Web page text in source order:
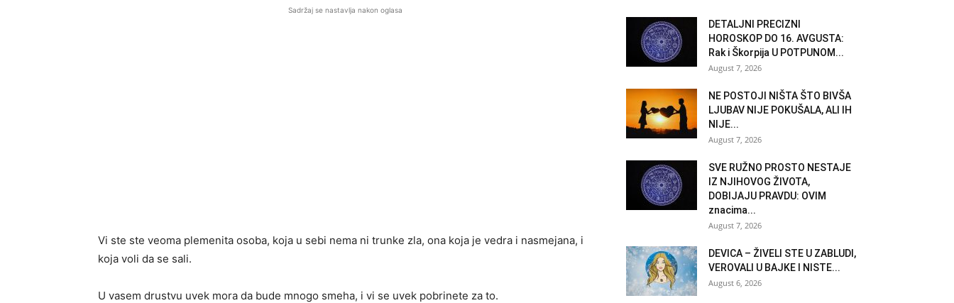
Sadržaj se nastavlja nakon oglasa
Vi ste ste veoma plemenita osoba, koja u sebi nema ni trunke zla, ona koja je vedra i nasmejana, i
koja voli da se sali.
U vasem drustvu uvek mora da bude mnogo smeha, i vi se uvek pobrinete za to.
DETALJNI PRECIZNI
HOROSKOP DO 16. AVGUSTA:
Rak i Škorpija U POTPUNOM...
August 7, 2026
NE POSTOJI NIŠTA ŠTO BIVŠA
LJUBAV NIJE POKUŠALA, ALI IH
NIJE...
August 7, 2026
SVE RUŽNO PROSTO NESTAJE
IZ NJIHOVOG ŽIVOTA,
DOBIJAJU PRAVDU: OVIM
znacima...
August 7, 2026
DEVICA – ŽIVELI STE U ZABLUDI,
VEROVALI U BAJKE I NISTE...
August 6, 2026